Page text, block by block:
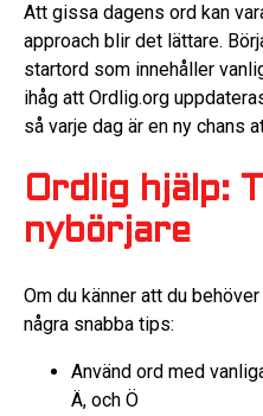
Att gissa dagens ord kan
approach blir det lättare.
startord som innehåller
ihåg att Ordlig.org
så varje dag är en ny chans
Ordlig hjälp:
nybörjare
Om du känner att du
några snabba tips:
Använd ord med
Ä, och Ö